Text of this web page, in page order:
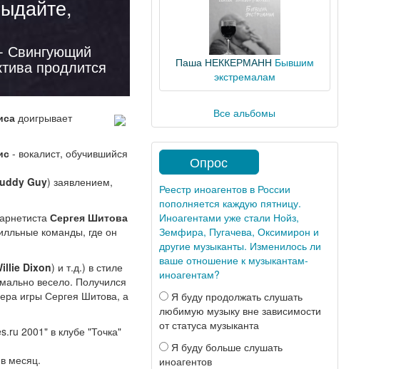
Свингующий
продлится
доигрывает
- вокалист, обучившийся
Guy) заявлением,
Сергея Шитова
команды, где он
Dixon) и т.д.) в стиле
весело. Получился
игры Сергея Шитова, а
2001" в клубе "Точка"
месяц.
Паша НЕККЕРМАНН Бывшим
экстремалам
Все альбомы
Опрос
Реестр иноагентов в России
пополняется каждую пятницу.
Иноагентами уже стали Нойз,
Земфира, Пугачева, Оксимирон и
другие музыканты. Изменилось ли
ваше отношение к музыкантам-
иноагентам?
Я буду продолжать слушать
любимую музыку вне зависимости
от статуса музыканта
Я буду больше слушать
иноагентов